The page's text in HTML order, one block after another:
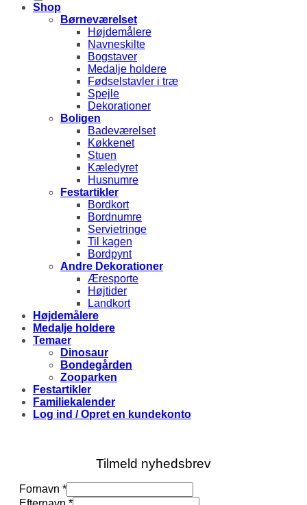
Shop
Børneværelset
Højdemålere
Navneskilte
Bogstaver
Medalje holdere
Fødselstavler i træ
Spejle
Dekorationer
Boligen
Badeværelset
Køkkenet
Stuen
Kæledyret
Husnumre
Festartikler
Bordkort
Bordnumre
Servietringe
Til kagen
Bordpynt
Andre Dekorationer
Æresporte
Højtider
Landkort
Højdemålere
Medalje holdere
Temaer
Dinosaur
Bondegården
Zooparken
Festartikler
Familiekalender
Log ind / Opret en kundekonto
Tilmeld nyhedsbrev
Fornavn *
E-